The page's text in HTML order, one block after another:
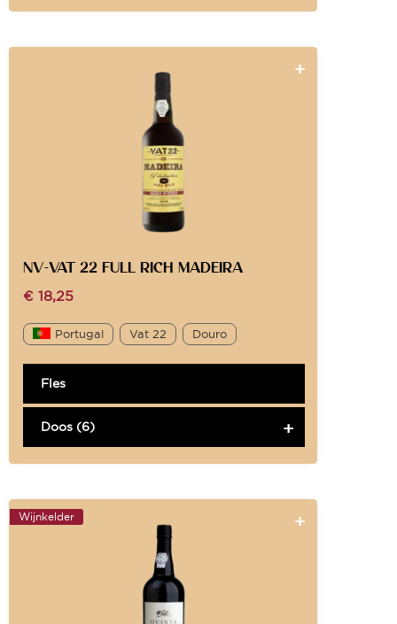
NV-VAT 22 FULL RICH MADEIRA
€ 18,25
Portugal Vat 22 Douro
Fles
Doos (6)
Wijnkelder